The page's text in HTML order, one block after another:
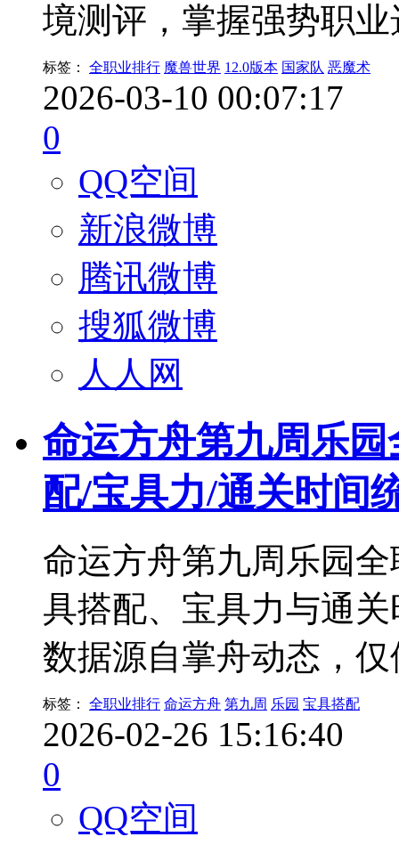
境测评，掌握强势职
标签： 全职业排行 魔兽世界 12.0版本 国家队 恶魔术
2026-03-10 00:07:17
0
QQ空间
新浪微博
腾讯微博
搜狐微博
人人网
命运方舟第九周乐
配/宝具力/通关时间
命运方舟第九周乐园
具搭配、宝具力与通
数据源自掌舟动态，
标签： 全职业排行 命运方舟 第九周 乐园 宝具搭配
2026-02-26 15:16:40
0
QQ空间